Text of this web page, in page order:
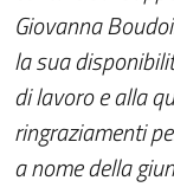
Giovanna
la sua
di lavoro e alla
ringraziamenti
a nome della